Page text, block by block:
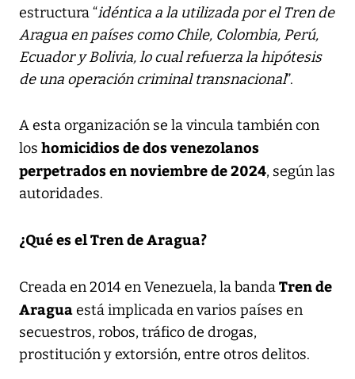
estructura “idéntica a la utilizada por el Tren de
Aragua en países como Chile, Colombia, Perú,
Ecuador y Bolivia, lo cual refuerza la hipótesis
de una operación criminal transnacional”.
A esta organización se la vincula también con
los homicidios de dos venezolanos
perpetrados en noviembre de 2024, según las
autoridades.
¿Qué es el Tren de Aragua?
Creada en 2014 en Venezuela, la bandaTren de
Araguaestá implicada en varios países en
secuestros, robos, tráfico de drogas,
prostitución y extorsión, entre otros delitos.